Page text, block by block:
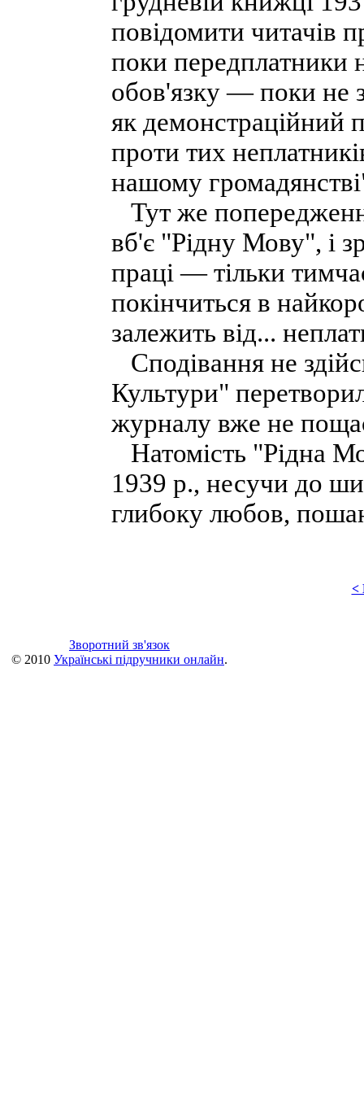
повідомити читачів
поки передплатники
обов'язку — поки не
як демонстраційний
проти тих
нашому
Тут же
вб'є "Рідну Мову", і
праці — тільки
покінчиться в
залежить від...
Сподівання не
Культури"
журналу вже не
Натомість "Рідна
1939 р., несучи до
глибоку любов,
<
Зворотний зв'язок
© 2010 Українські підручники онлайн.